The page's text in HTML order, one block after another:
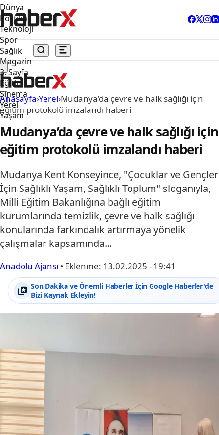
Dünya
Politika
Teknoloji
Spor
Sağlık
Magazin
3. Sayfa
Eğitim
Sinema
Yerel
Yaşam
Anasayfa›Yerel›Mudanya’da çevre ve halk sağlığı için
eğitim protokolü imzalandı haberi
Mudanya’da çevre ve halk sağlığı için
eğitim protokolü imzalandı haberi
Mudanya Kent Konseyince, "Çocuklar ve Gençler
İçin Sağlıklı Yaşam, Sağlıklı Toplum" sloganıyla,
Milli Eğitim Bakanlığına bağlı eğitim
kurumlarında temizlik, çevre ve halk sağlığı
konularında farkındalık artırmaya yönelik
çalışmalar kapsamında...
Anadolu Ajansı • Eklenme: 13.02.2025 - 19:41
Son Dakika ve Önemli Haberler İçin Google Haberler'de
Bizi Kaynak Ekleyin!